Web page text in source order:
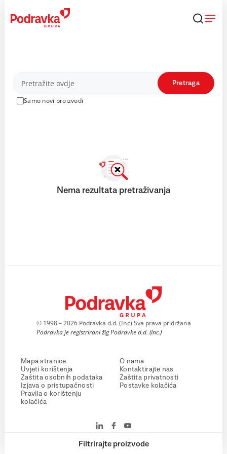
content
Proizvodi
Samo novi proizvodi
Pretraga
Filtrirajte proizvode
Nema rezultata pretraživanja
© 1998 – 2026 Podravka d.d. (Inc) Sva prava pridržana
Podravka je registrirani žig Podravke d.d. (Inc.)
Mapa stranice
Uvjeti korištenja
Zaštita osobnih podataka
Izjava o pristupačnosti
Pravila o korištenju
kolačića
O nama
Kontaktirajte nas
Zaštita privatnosti
Postavke kolačića